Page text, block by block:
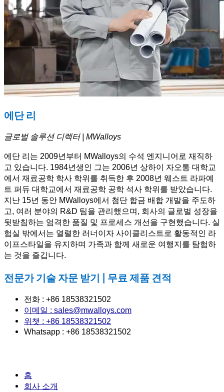
에단 리
글로벌 솔루션 디렉터 | MWalloys
에단 리는 2009년부터 MWalloys의 수석 엔지니어로 재직하
고 있습니다. 1984년생인 그는 2006년 상하이 자오통 대학교
에서 재료공학 학사 학위를 취득한 후 2008년 웨스트 라파예
트 퍼듀 대학교에서 재료공학 공학 석사 학위를 받았습니다.
지난 15년 동안 MWalloys에서 첨단 합금 배합 개발을 주도하
고, 여러 분야의 R&D 팀을 관리했으며, 회사의 글로벌 성장을
뒷받침하는 엄격한 품질 및 프로세스 개선을 구현했습니다. 실
험실 밖에서는 열렬한 러너이자 사이클리스트로 활동적인 라
이프스타일을 유지하며 가족과 함께 새로운 여행지를 탐험하
는 것을 즐깁니다.
전문가 기술 자문 받기 | 무료 제품 견적
전화 : +86 18538321502
이메일 : sales@mwalloys.com
위챗 : +86 18538321502
Whatsapp : +86 18538321502
홈
회사 소개